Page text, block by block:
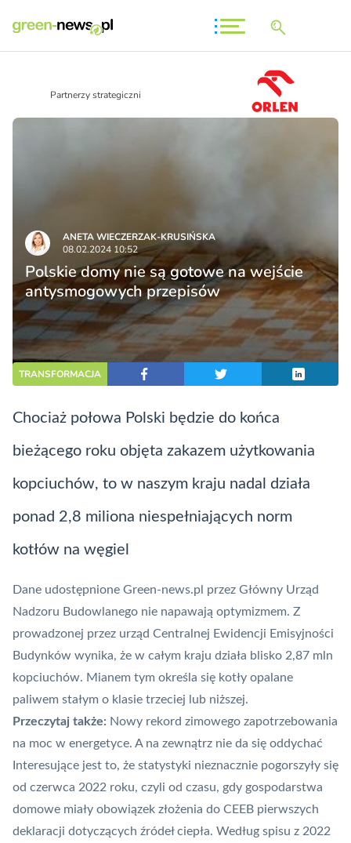
Partnerzy strategiczni
ANETA WIECZERZAK-KRUSIŃSKA
08.02.2024 10:52
Polskie domy nie są gotowe na wejście
antysmogowych przepisów
TRANSFORMACJA
Chociaż połowa Polski będzie do końca
bieżącego roku objęta zakazem użytkowania
kopciuchów, to w naszym kraju nadal działa
ponad 2,8 miliona niespełniających norm
kotłów na węgiel
Dane udostępnione Green-news.pl przez Główny Urząd
Nadzoru Budowlanego nie napawają optymizmem. Z
prowadzonej przez urząd Centralnej Ewidencji Emisyjności
Budynków wynika, że w całym kraju działa blisko 2,87 mln
kopciuchów. Mianem tym określa się kotły opalane
paliwem stałym o klasie trzeciej lub niższej.
Przeczytaj także: Nowy rekord zimowego zapotrzebowania
na moc w energetyce. A na zewnątrz nie da się oddychać
Interesujące jest to, że statystyki nieznacznie pogorszyły się
od czerwca 2022 roku, czyli od czasu, gdy gospodarstwa
domowe miały obowiązek złożenia do CEEB pierwszych
deklaracji dotyczących źródeł ciepła. Według spisu z 2022